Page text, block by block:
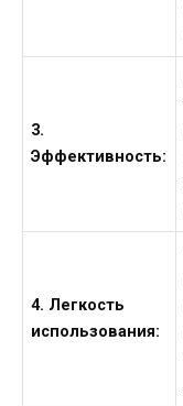
3.
Эффективность:
4. Легкость
использования: